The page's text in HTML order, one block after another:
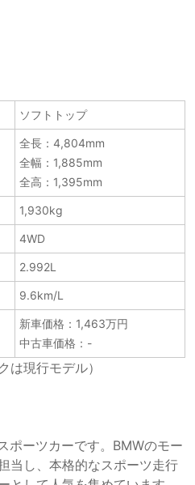
ソフトトップ
全長：4,804mm
全幅：1,885mm
全高：1,395mm
1,930kg
4WD
2.992L
9.6km/L
新車価格：1,463万円
中古車価格：-
は現行モデル）
ポーツカーです。BMWのモー
当し、本格的なスポーツ走行